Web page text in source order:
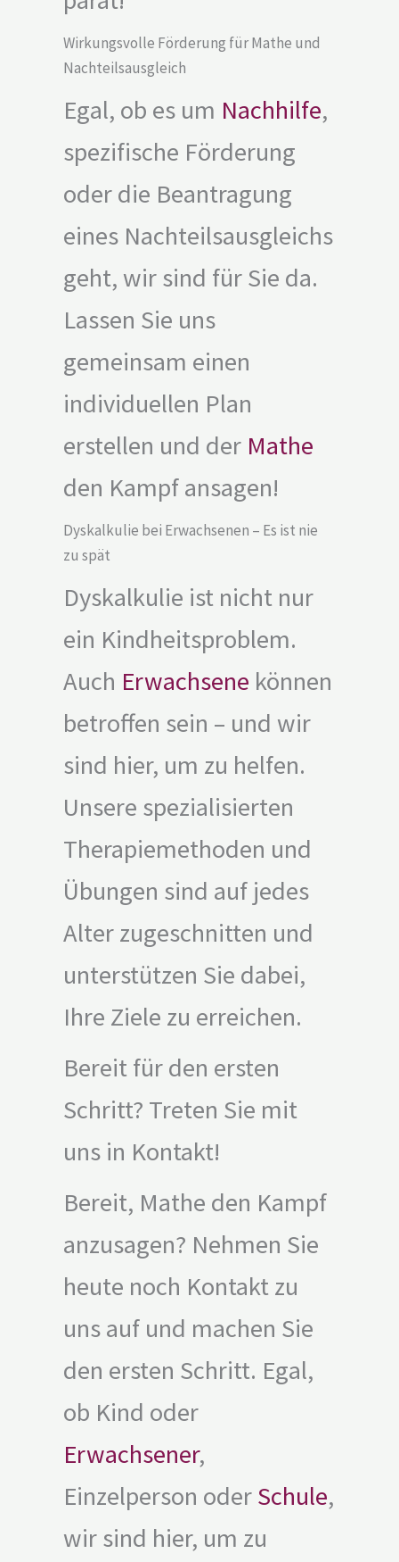
Wirkungsvolle Förderung für Mathe und
Nachteilsausgleich
Egal, ob es um Nachhilfe,
spezifische Förderung
oder die Beantragung
eines Nachteilsausgleichs
geht, wir sind für Sie da.
Lassen Sie uns
gemeinsam einen
individuellen Plan
erstellen und der Mathe
den Kampf ansagen!
Dyskalkulie bei Erwachsenen – Es ist nie
zu spät
Dyskalkulie ist nicht nur
ein Kindheitsproblem.
Auch Erwachsene können
betroffen sein – und wir
sind hier, um zu helfen.
Unsere spezialisierten
Therapiemethoden und
Übungen sind auf jedes
Alter zugeschnitten und
unterstützen Sie dabei,
Ihre Ziele zu erreichen.
Bereit für den ersten
Schritt? Treten Sie mit
uns in Kontakt!
Bereit, Mathe den Kampf
anzusagen? Nehmen Sie
heute noch Kontakt zu
uns auf und machen Sie
den ersten Schritt. Egal,
ob Kind oder
Erwachsener,
Einzelperson oderSchule,
wir sind hier, um zu